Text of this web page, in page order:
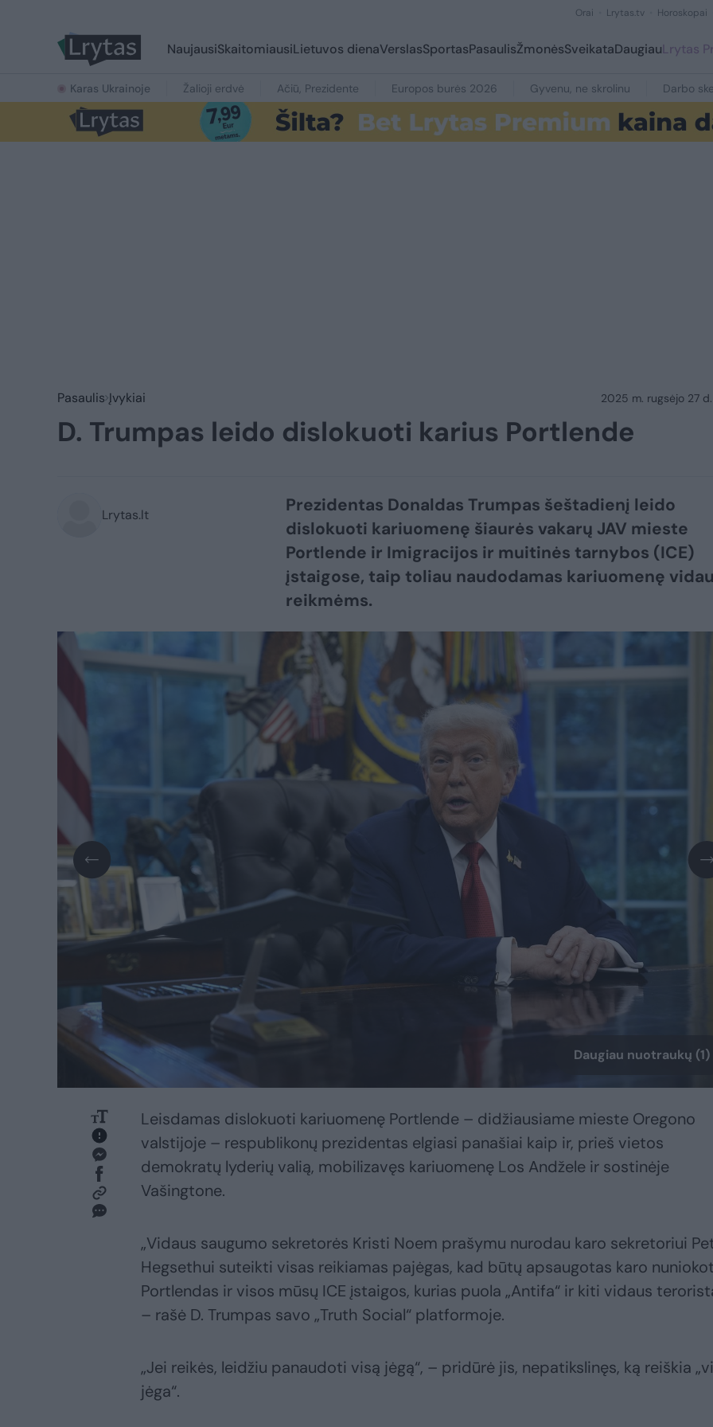
Orai Lrytas.tv Horoskopai
NaujausiSkaitomiausiLietuvos dienaVerslasSportasPasaulisŽmonėsSveikataDaugiauLrytas
Karas Ukrainoje Žalioji erdvė Ačiū, Prezidente Europos burės 2026 Gyvenu, ne skrolinu Darbo
Pasaulis Įvykiai 2025 m. rugsėjo 27
D. Trumpas leido dislokuoti karius Portlende
Lrytas.lt
Prezidentas Donaldas Trumpas šeštadienį leido
dislokuoti kariuomenę šiaurės vakarų JAV mieste
Portlende ir Imigracijos ir muitinės tarnybos (ICE)
įstaigose, taip toliau naudodamas kariuomenę
reikmėms.
Daugiau nuotraukų (1)
Leisdamas dislokuoti kariuomenę Portlende – didžiausiame mieste Oregono
valstijoje – respublikonų prezidentas elgiasi panašiai kaip ir, prieš vietos
demokratų lyderių valią, mobilizavęs kariuomenę Los Andžele ir sostinėje
Vašingtone.
„Vidaus saugumo sekretorės Kristi Noem prašymu nurodau karo sekretoriui
Hegsethui suteikti visas reikiamas pajėgas, kad būtų apsaugotas karo
Portlendas ir visos mūsų ICE įstaigos, kurias puola „Antifa“ ir kiti vidaus
– rašė D. Trumpas savo „Truth Social“ platformoje.
„Jei reikės, leidžiu panaudoti visą jėgą“, – pridūrė jis, nepatikslinęs, ką reiškia
jėga“.